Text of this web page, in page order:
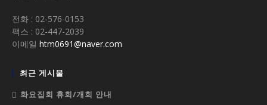
전화 : 02-576-0153
팩스 : 02-447-2039
이메일 htm0691@naver.com
최근 게시물
화요집회 휴회/개회 안내